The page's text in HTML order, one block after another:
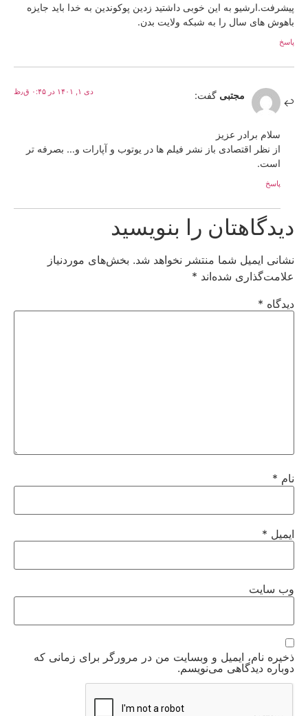
پیشرفت.ارشیو به این خوبی داشتید زدین پوکوندین به خدا باید جایزه
باهوش های سال را به شبکه ولایت بدن.
پاسخ
مجتبی گفت: دی ۱, ۱۴۰۱ در ۰:۴۵ ق٫ظ
سلام برادر عزیز
از نظر اقتصادی باز نشر فیلم ها در یوتوب و آپارات و… بصرفه تر
است.
پاسخ
دیدگاهتان را بنویسید
نشانی ایمیل شما منتشر نخواهد شد. بخش‌های موردنیاز
علامت‌گذاری شده‌اند *
دیدگاه *
نام *
ایمیل *
وب‌ سایت
ذخیره نام، ایمیل و وبسایت من در مرورگر برای زمانی که
دوباره دیدگاهی می‌نویسم.